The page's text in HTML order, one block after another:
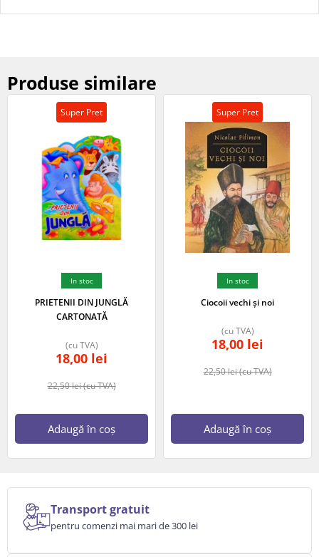
Produse similare
Super Pret
In stoc
PRIETENII DIN JUNGLĂ
CARTONATĂ
22,50lei(cu TVA)
18,00 lei
(cu TVA)
Adaugă în coș
Super Pret
In stoc
Ciocoii vechi și noi
22,50lei(cu TVA)
18,00 lei
(cu TVA)
Adaugă în coș
Transport gratuit
pentru comenzi mai mari de 300 lei